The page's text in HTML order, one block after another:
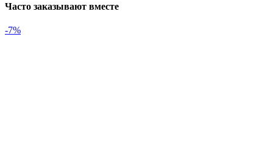
Часто заказывают вместе
-7%